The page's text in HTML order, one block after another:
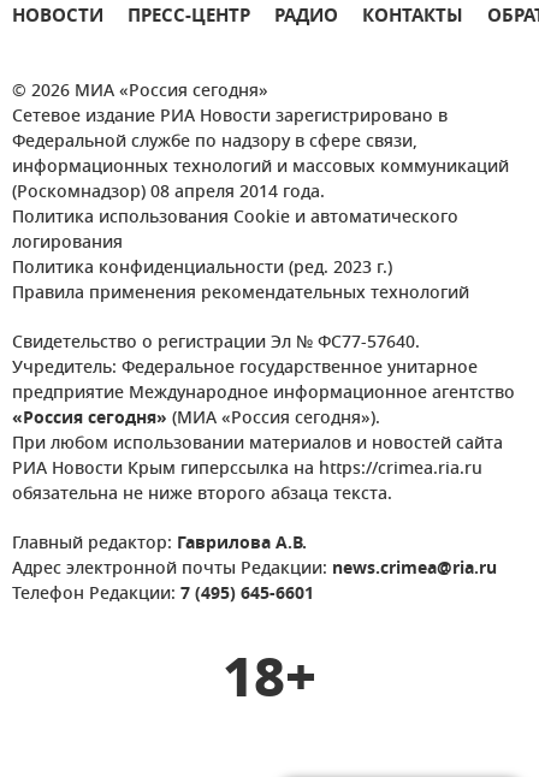
НОВОСТИ ПРЕСС-ЦЕНТР РАДИО КОНТАКТЫ
© 2026 МИА «Россия сегодня»
Сетевое издание РИА Новости зарегистрировано в
Федеральной службе по надзору в сфере связи,
информационных технологий и массовых коммуникаций
(Роскомнадзор) 08 апреля 2014 года.
Политика использования Cookie и автоматического
логирования
Политика конфиденциальности (ред. 2023 г.)
Правила применения рекомендательных технологий
Свидетельство о регистрации Эл № ФС77-57640.
Учредитель: Федеральное государственное унитарное
предприятие Международное информационное агентство
«Россия сегодня» (МИА «Россия сегодня»).
При любом использовании материалов и новостей сайта
РИА Новости Крым гиперссылка на https://crimea.ria.ru
обязательна не ниже второго абзаца текста.
Главный редактор: Гаврилова А.В.
Адрес электронной почты Редакции: news.crimea@ria.ru
Телефон Редакции: 7 (495) 645-6601
18+